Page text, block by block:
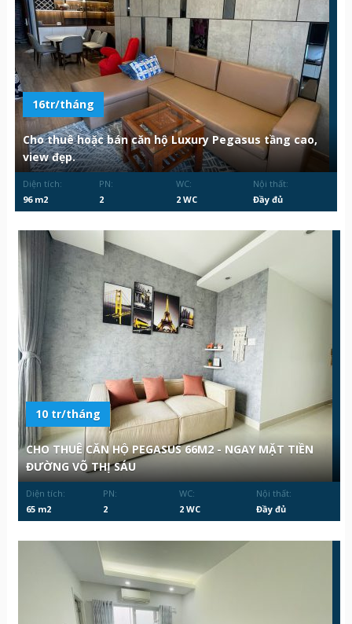
16tr/tháng
Cho thuê hoặc bán căn hộ Luxury Pegasus tầng cao,
view đẹp.
Diện tích:
96 m2
PN:
2
WC:
2 WC
Nội thất:
Đầy đủ
10 tr/tháng
CHO THUÊ CĂN HỘ PEGASUS 66M2 - NGAY MẶT TIỀN
ĐƯỜNG VÕ THỊ SÁU
Diện tích:
65 m2
PN:
2
WC:
2 WC
Nội thất:
Đầy đủ